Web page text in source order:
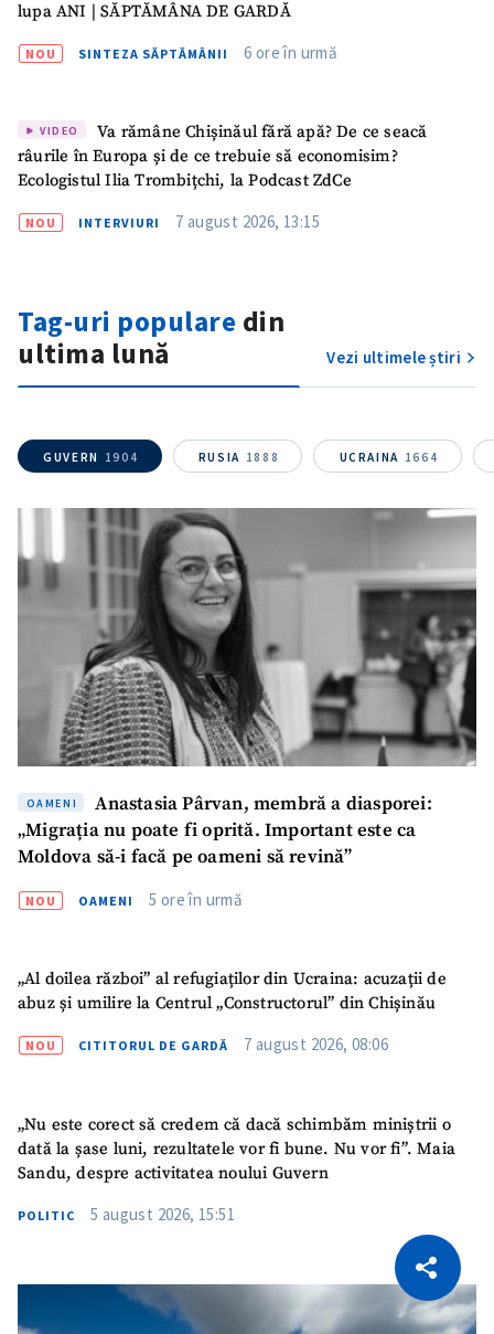
Copiază Link
lupa ANI | SĂPTĂMÂNA DE GARDĂ
NOU SINTEZA SĂPTĂMÂNII 6 ore în urmă
VIDEO
Va rămâne Chișinăul fără apă? De ce seacă
râurile în Europa și de ce trebuie să economisim?
Ecologistul Ilia Trombițchi, la Podcast ZdCe
NOU INTERVIURI 7 august 2026, 13:15
Tag-uri populare din
ultima lună
Vezi ultimele știri
GUVERN 1904 RUSIA 1888 UCRAINA 1664
OAMENI
Anastasia Pârvan, membră a diasporei:
„Migrația nu poate fi oprită. Important este ca
Moldova să-i facă pe oameni să revină”
NOU OAMENI 5 ore în urmă
„Al doilea război” al refugiaților din Ucraina: acuzații de
abuz și umilire la Centrul „Constructorul” din Chișinău
NOU CITITORUL DE GARDĂ 7 august 2026, 08:06
„Nu este corect să credem că dacă schimbăm miniștrii o
dată la șase luni, rezultatele vor fi bune. Nu vor fi”. Maia
Sandu, despre activitatea noului Guvern
POLITIC 5 august 2026, 15:51